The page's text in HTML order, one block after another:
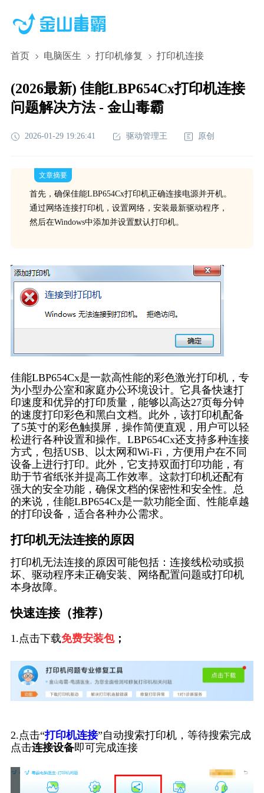
首页 电脑医生 打印机修复 打印机连接
(2026最新) 佳能LBP654Cx打印机连接
问题解决方法 - 金山毒霸
2026-01-29 19:26:41 驱动管理王 原创
文章摘要
首先，确保佳能LBP654Cx打印机正确连接电源并开机。
通过网络连接打印机，设置网络，安装最新驱动程序，
然后在Windows中添加并设置默认打印机。
佳能LBP654Cx是一款高性能的彩色激光打印机，专
为小型办公室和家庭办公环境设计。它具备快速打
印速度和优异的打印质量，能够以高达27页每分钟
的速度打印彩色和黑白文档。此外，该打印机配备
了5英寸的彩色触摸屏，操作简便直观，用户可以轻
松进行各种设置和操作。LBP654Cx还支持多种连接
方式，包括USB、以太网和Wi-Fi，方便用户在不同
设备上进行打印。此外，它支持双面打印功能，有
助于节省纸张并提高工作效率。这款打印机还配有
强大的安全功能，确保文档的保密性和安全性。总
的来说，佳能LBP654Cx是一款功能全面、性能卓越
的打印设备，适合各种办公需求。
打印机无法连接的原因
打印机无法连接的原因可能包括：连接线松动或损
坏、驱动程序未正确安装、网络配置问题或打印机
本身故障。
快速连接（推荐）
1.点击下载免费安装包；
2.点击“打印机连接”自动搜索打印机，等待搜索完成
点击连接设备即可完成连接